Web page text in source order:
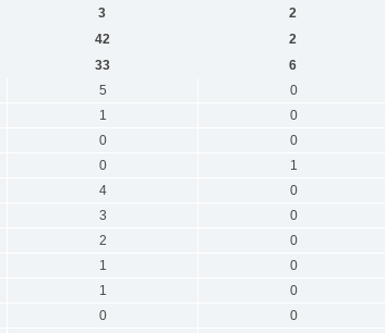
3 2
42 2
33 6
5 0
1 0
0 0
0 1
4 0
3 0
2 0
1 0
1 0
0 0